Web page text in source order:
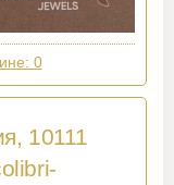
0
10111